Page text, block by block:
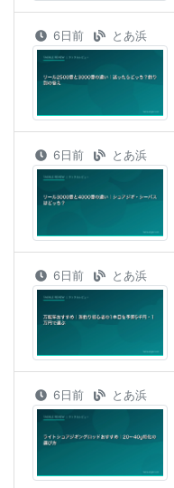
6日前 とあ浜
6日前 とあ浜
6日前 とあ浜
6日前 とあ浜